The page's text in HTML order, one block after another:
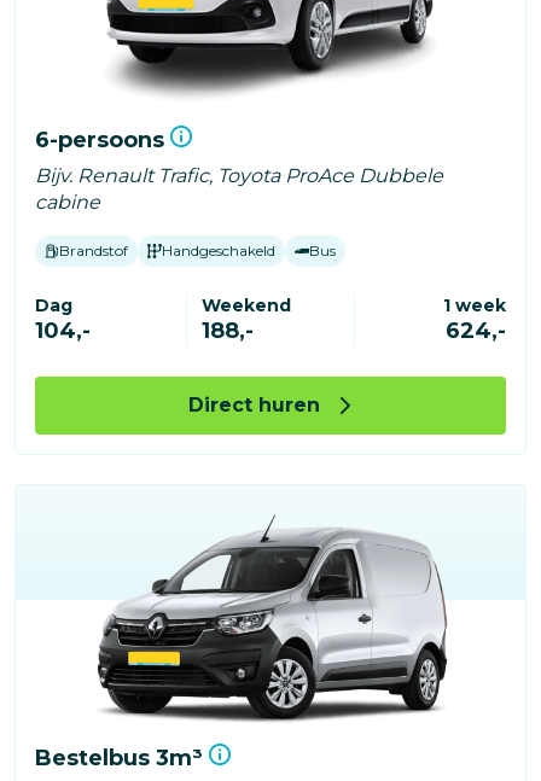
6-persoons
Bijv. Renault Trafic, Toyota ProAce Dubbele
cabine
Brandstof Handgeschakeld Bus
Dag
104,-
Weekend
188,-
1 week
624,-
Direct huren
Bestelbus 3m³